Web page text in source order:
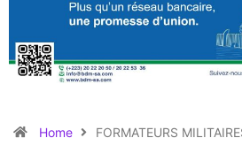
Home FORMATEURS